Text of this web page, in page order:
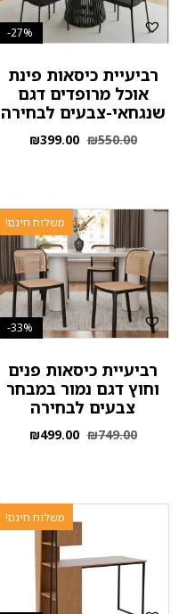
27%-
רביעיית כיסאות פינת
אוכל מרופדים דגם
שנגחאי-צבעים לבחירה
₪550.00
₪399.00
משלוח חינם!
33%-
רביעיית כיסאות פנים
וחוץ דגם נמור במבחר
צבעים לבחירה
₪749.00
₪499.00
משלוח חינם!